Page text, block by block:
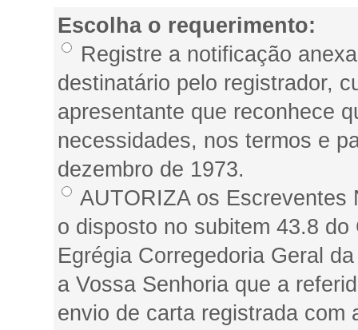
Escolha o requerimento:
Registre a notificação
destinatário pelo registrador,
apresentante que reconhece
necessidades, nos termos e
dezembro de 1973.
AUTORIZA os Escreventes
o disposto no subitem 43.8
Egrégia Corregedoria Geral
a Vossa Senhoria que a
envio de carta registrada com